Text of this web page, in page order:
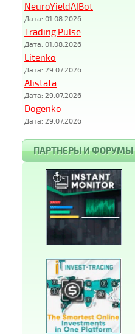
NeuroYieldAIBot
Дата: 01.08.2026
Trading Pulse
Дата: 01.08.2026
Litenko
Дата: 29.07.2026
Alistata
Дата: 29.07.2026
Dogenko
Дата: 29.07.2026
ПАРТНЕРЫ И ФОРУМЫ